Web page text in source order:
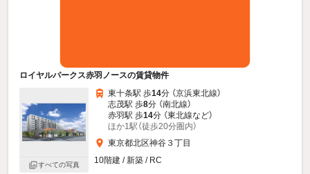
ロイヤルパークス赤羽ノースの賃貸物件
すべての写真
東十条駅 歩14分 （京浜東北線）
志茂駅 歩8分 （南北線）
赤羽駅 歩14分 （東北線など）
ほか1駅（徒歩20分圏内）
東京都北区神谷３丁目
10階建 / 新築 / RC